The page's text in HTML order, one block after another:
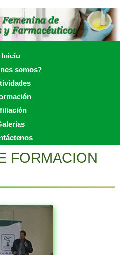
Inicio
somos?
FORMACION